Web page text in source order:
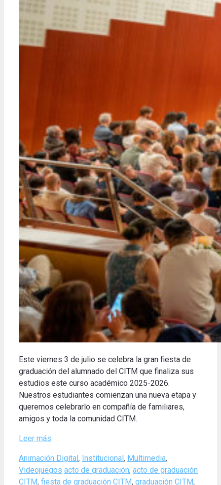
Este viernes 3 de julio se celebra la gran fiesta de
graduación del alumnado del CITM que finaliza sus
estudios este curso académico 2025-2026.
Nuestros estudiantes comienzan una nueva etapa y
queremos celebrarlo en compañía de familiares,
amigos y toda la comunidad CITM.
Leer más
Categories
Animación Digital, Institucional, Multimedia,
Videojuegos Tags
acto de graduación, acto de graduación
CITM, fiesta de graduación CITM, graduación CITM,